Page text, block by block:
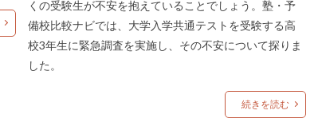
くの受験生が不安を抱えていることでしょう。塾・予
備校比較ナビでは、大学入学共通テストを受験する高
校3年生に緊急調査を実施し、その不安について探りま
した。
続きを読む